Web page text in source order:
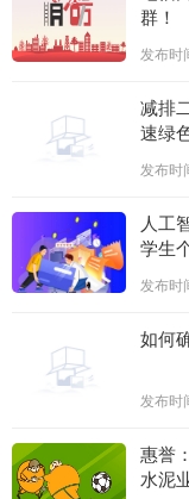
群！
发布时
减排
速绿
发布时
人工
学生
发布时
如何
发布时
惠誉
水泥